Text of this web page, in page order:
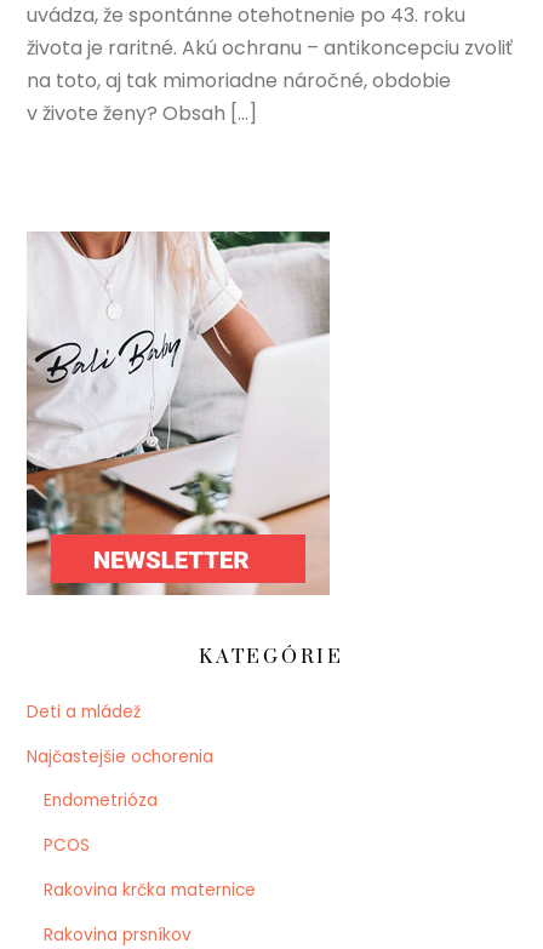
uvádza, že spontánne otehotnenie po 43. roku
života je raritné. Akú ochranu – antikoncepciu zvoliť
na toto, aj tak mimoriadne náročné, obdobie
v živote ženy? Obsah […]
KATEGÓRIE
Deti a mládež
Najčastejšie ochorenia
Endometrióza
PCOS
Rakovina krčka maternice
Rakovina prsníkov